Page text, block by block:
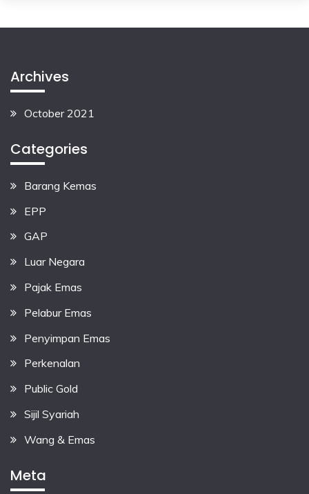
Archives
October 2021
Categories
Barang Kemas
EPP
GAP
Luar Negara
Pajak Emas
Pelabur Emas
Penyimpan Emas
Perkenalan
Public Gold
Sijil Syariah
Wang & Emas
Meta